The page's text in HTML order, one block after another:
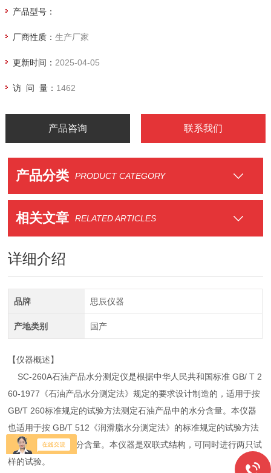
产品型号：
厂商性质： 生产厂家
更新时间： 2025-04-05
访 问 量： 1462
产品咨询 联系我们
产品分类 PRODUCT CATEGORY
相关文章 RELATED ARTICLES
详细介绍
品牌 思辰仪器
产地类别 国产
【仪器概述】
SC-260A石油产品水分测定仪是根据中华人民共和国标准 GB/ T 2
60-1977《石油产品水分测定法》规定的要求设计制造的，适用于按
GB/T 260标准规定的试验方法测定石油产品中的水分含量。本仪器
也适用于按 GB/T 512《润滑脂水分测定法》的标准规定的试验方法
测定润滑脂中的水分含量。本仪器是双联式结构，可同时进行两只试
样的试验。